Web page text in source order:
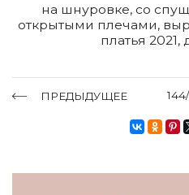
на шнуровке, со
открытыми плечами,
платья 2021,
ПРЕДЫДУЩЕЕ 144/